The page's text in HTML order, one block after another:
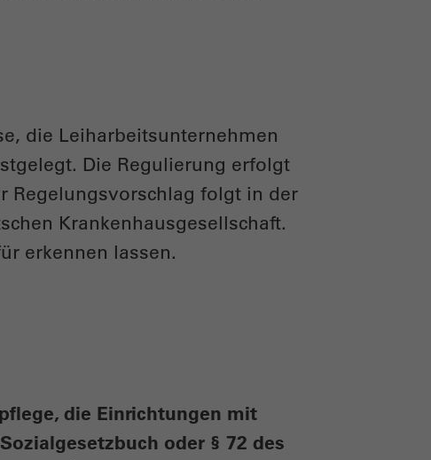
die Leiharbeitsunternehmen
Die Regulierung erfolgt
Regelungsvorschlag folgt in der
Krankenhausgesellschaft.
erkennen lassen.
die Einrichtungen mit
oder § 72 des